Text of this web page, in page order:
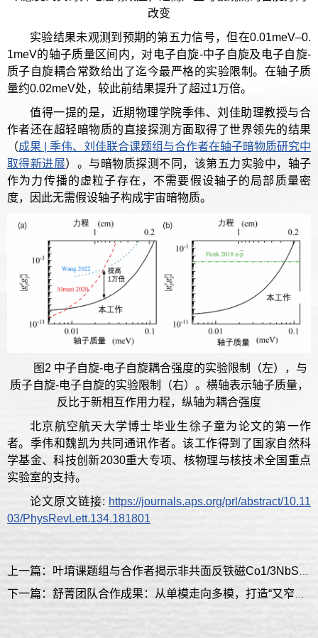
改变
实验结果未观测到预期的第五力信号，但在0.01meV–0.
1meV的轴子质量区间内，对电子自旋-中子自旋及电子自旋-
质子自旋耦合常数给出了迄今最严格的实验限制。在轴子质
量约0.02meV处，较此前结果提升了超过1万倍。
值得一提的是，近期物理学院季伟、刘佳助理教授与合
作者还在超轻暗物质的直接探测方面取得了世界领先的结果
（成果 | 季伟、刘佳联合课题组与合作者在轴子暗物质研究中
取得新进展）。与暗物质探测不同，该第五力实验中，轴子
作为力传播的虚粒子存在，不需要假设轴子的局部质量密
度，因此无需假设轴子构成宇宙暗物质。
图2 中子自旋-电子自旋耦合强度的实验限制（左），与
质子自旋-电子自旋的实验限制（右）。横轴表示轴子质量，
反比于新相互作用力程，纵轴为耦合强度
北京航空航天大学博士毕业生徐子童为论文的第一作
者。季伟和魏凯为共同通讯作者。该工作得到了国家自然科
学基金、科技创新2030重大专项、核物理与核技术全国重点
实验室的支持。
论文原文链接: https://journals.aps.org/prl/abstract/10.11
03/PhysRevLett.134.181801